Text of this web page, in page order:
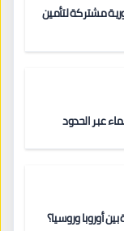
مشتركة لتأمين
عبر الحدود
أوروبا وروسيا؟